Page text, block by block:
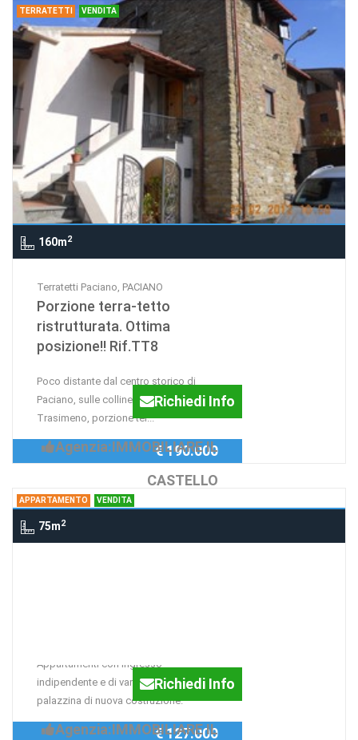
TERRATETTI VENDITA
160m2
Terratetti Paciano, PACIANO
Porzione terra-tetto
ristrutturata. Ottima
posizione!! Rif.TT8
Poco distante dal centro storico di
Paciano, sulle colline che circondano il
Trasimeno, porzione ter...
Richiedi Info
Agenzia:IMMOBILIARE IL
CASTELLO
€ 190.000
APPARTAMENTO VENDITA
75m2
Appartamenti con ingresso
indipendente e di varie metrature su
palazzina di nuova costruzione.
Richiedi Info
Agenzia:IMMOBILIARE IL
€ 127.000